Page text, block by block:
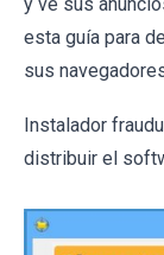
esta guía para
sus
Instalador
distribuir el